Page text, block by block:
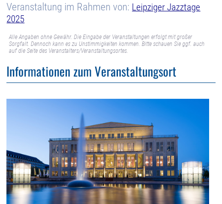
Veranstaltung im Rahmen von: Leipziger Jazztage
2025
Alle Angaben ohne Gewähr. Die Eingabe der Veranstaltungen erfolgt mit großer
Sorgfalt. Dennoch kann es zu Unstimmigkeiten kommen. Bitte schauen Sie ggf. auch
auf die Seite des Veranstalters/Veranstaltungsortes.
Informationen zum Veranstaltungsort